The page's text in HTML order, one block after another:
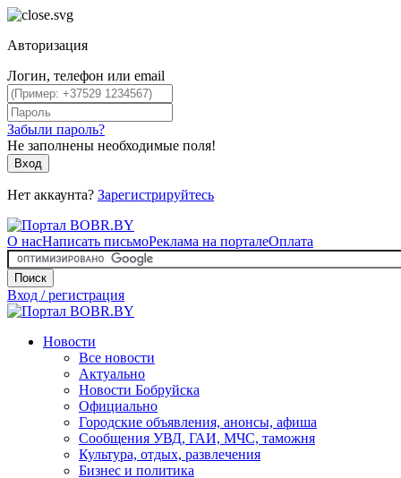
Авторизация
Логин, телефон или email
Забыли пароль?
Не заполнены необходимые поля!
Вход
Нет аккаунта? Зарегистрируйтесь
О насНаписать письмоРеклама на порталеОплата
Поиск
Вход / регистрация
Новости
Все новости
Актуально
Новости Бобруйска
Официально
Городские объявления, анонсы, афиша
Сообщения УВД, ГАИ, МЧС, таможня
Культура, отдых, развлечения
Бизнес и политика